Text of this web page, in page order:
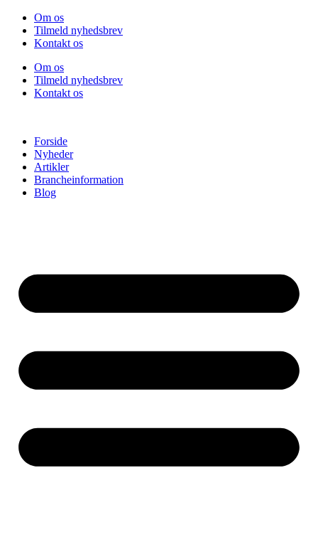
Videre
indhold
Om os
Tilmeld nyhedsbrev
Kontakt os
Om os
Tilmeld nyhedsbrev
Kontakt os
Forside
Nyheder
Artikler
Brancheinformation
Blog